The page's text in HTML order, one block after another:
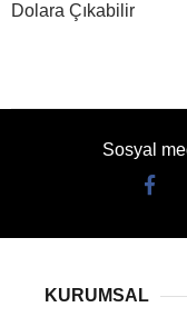
Dolara Çıkabilir
Sosyal
KURUMSAL